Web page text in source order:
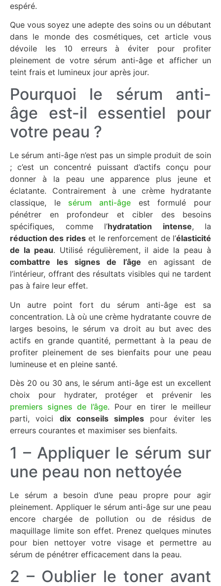
espéré.
Que vous soyez une adepte des soins ou un débutant
dans le monde des cosmétiques, cet article vous
dévoile les 10 erreurs à éviter pour profiter
pleinement de votre sérum anti-âge et afficher un
teint frais et lumineux jour après jour.
Pourquoi le sérum anti-
âge est-il essentiel pour
votre peau ?
Le sérum anti-âge n’est pas un simple produit de soin
; c’est un concentré puissant d’actifs conçu pour
donner à la peau une apparence plus jeune et
éclatante. Contrairement à une crème hydratante
classique, le sérum anti-âge est formulé pour
pénétrer en profondeur et cibler des besoins
spécifiques, comme l’hydratation intense, la
réduction des rideset le renforcement de l’élasticité
de la peau. Utilisé régulièrement, il aide la peau à
combattre les signes de l’âge en agissant de
l’intérieur, offrant des résultats visibles qui ne tardent
pas à faire leur effet.
Un autre point fort du sérum anti-âge est sa
concentration. Là où une crème hydratante couvre de
larges besoins, le sérum va droit au but avec des
actifs en grande quantité, permettant à la peau de
profiter pleinement de ses bienfaits pour une peau
lumineuse et en pleine santé.
Dès 20 ou 30 ans, le sérum anti-âge est un excellent
choix pour hydrater, protéger et prévenir les
premiers signes de l’âge. Pour en tirer le meilleur
parti, voici dix conseils simples pour éviter les
erreurs courantes et maximiser ses bienfaits.
1 – Appliquer le sérum sur
une peau non nettoyée
Le sérum a besoin d’une peau propre pour agir
pleinement. Appliquer le sérum anti-âge sur une peau
encore chargée de pollution ou de résidus de
maquillage limite son effet. Prenez quelques minutes
pour bien nettoyer votre visage et permettre au
sérum de pénétrer efficacement dans la peau.
2 – Oublier le toner avant